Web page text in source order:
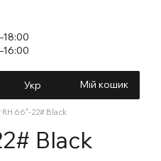
Укр Мій кошик
66"-22# Black
Black